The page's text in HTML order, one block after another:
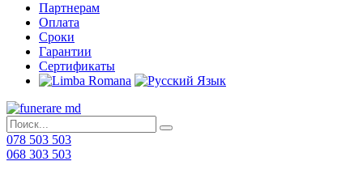
Партнерам
Оплата
Сроки
Гарантии
Сертификаты
078 503 503
068 303 503